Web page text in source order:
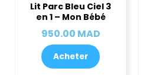
Lit Parc Bleu Ciel 3
en 1 – Mon Bébé
950.00 MAD
Acheter